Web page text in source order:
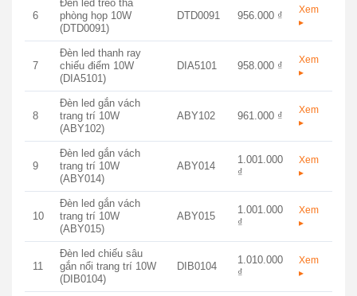
6
Đèn led treo thả
phòng họp 10W
(DTD0091)
DTD0091 956.000 ₫
Xem
▸
7
Đèn led thanh ray
chiếu điểm 10W
(DIA5101)
DIA5101 958.000 ₫
Xem
▸
8
Đèn led gắn vách
trang trí 10W
(ABY102)
ABY102 961.000 ₫
Xem
▸
9
Đèn led gắn vách
trang trí 10W
(ABY014)
ABY014
1.001.000
₫
Xem
▸
10
Đèn led gắn vách
trang trí 10W
(ABY015)
ABY015
1.001.000
₫
Xem
▸
11
Đèn led chiếu sâu
gắn nổi trang trí 10W
(DIB0104)
DIB0104
1.010.000
₫
Xem
▸